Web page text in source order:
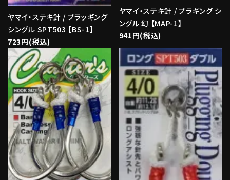
ヤマイ・ステキ針 / プラッギング
シングル SPT503 【BS-1】
723円(税込)
ヤマイ・ステキ針 / プラギング シ
ングル 幻 【MAP-1】
941円(税込)